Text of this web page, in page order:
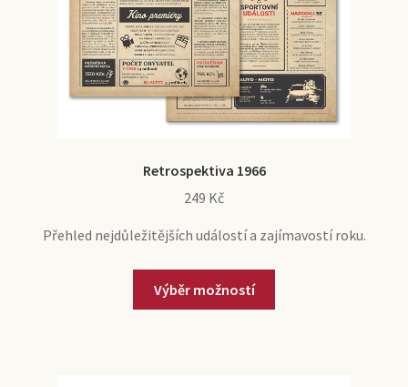
Retrospektiva 1966
249 Kč
Přehled nejdůležitějších událostí a zajímavostí roku.
Výběr možností